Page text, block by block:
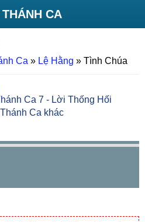
CA
Ca » Lệ Hằng » Tình Chúa
Ca 7 - Lời Thống Hối
Ca khác